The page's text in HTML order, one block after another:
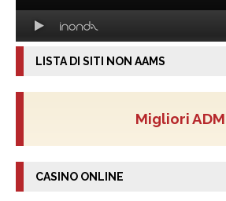
LISTA DI SITI NON AAMS
Migliori ADM
CASINO ONLINE